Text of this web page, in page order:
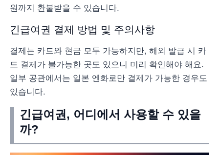
원까지 환불받을 수 있습니다.
긴급여권 결제 방법 및 주의사항
결제는 카드와 현금 모두 가능하지만, 해외 발급 시 카
드 결제가 불가능한 곳도 있으니 미리 확인해야 해요.
일부 공관에서는 일본 엔화로만 결제가 가능한 경우도
있습니다.
긴급여권, 어디에서 사용할 수 있을
까?